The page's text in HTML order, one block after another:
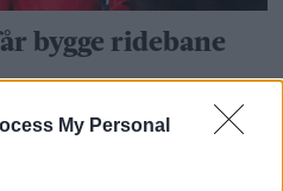
My Personal
bygge ridebane